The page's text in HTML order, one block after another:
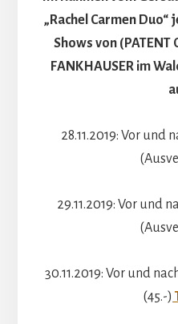
„Rachel Carmen Duo“
Shows von (PATENT
FANKHAUSER im
28.11.2019: Vor und
29.11.2019: Vor und
30.11.2019: Vor und
(45.-)